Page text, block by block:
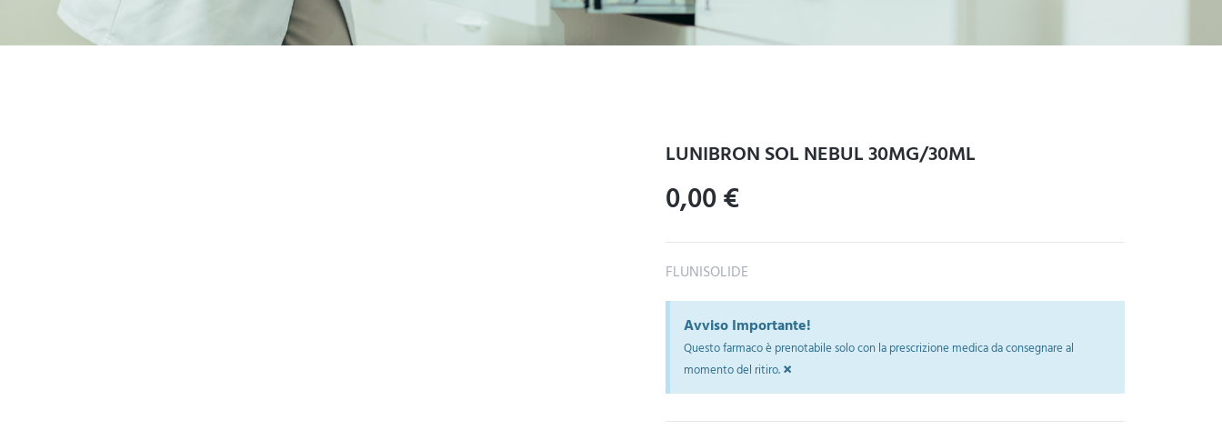
LUNIBRON SOL NEBUL 30MG/30ML
0,00€
FLUNISOLIDE
Avviso Importante!
Questo farmaco è prenotabile solo con la prescrizione medica da consegnare al
momento del ritiro.×